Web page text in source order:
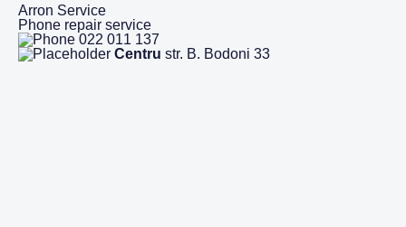
Arron Service
Phone repair service
022 011 137
Centru str. B. Bodoni 33